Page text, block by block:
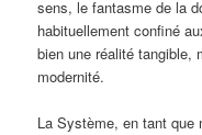
sens, le fantasme de la
habituellement confiné
bien une réalité tangible,
modernité.
La Système, en tant que